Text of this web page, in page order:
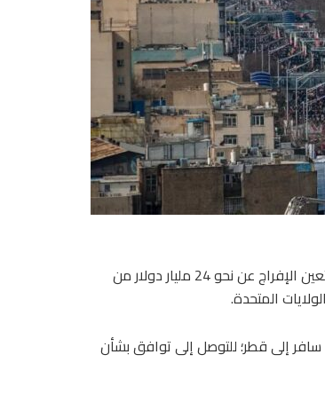
نقلت وكالة “تسنيم” للأنباء عن مصدر مقرب من فريق التفاوض الإيراني، ‌أنه ​يتعين الإفراج ‌عن ⁠نحو ​24 مليار ⁠دولار من
‌المتحدة.
سافر إلى قطر؛ للتوصل ⁠إلى توافق ⁠بشأن